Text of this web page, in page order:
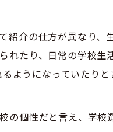
紹介の仕方が異なり、
れたり、日常の学校生
ようになっていたりと
の個性だと言え、学校